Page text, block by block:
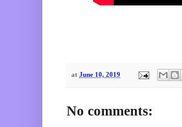
at June 10, 2019
No comments: